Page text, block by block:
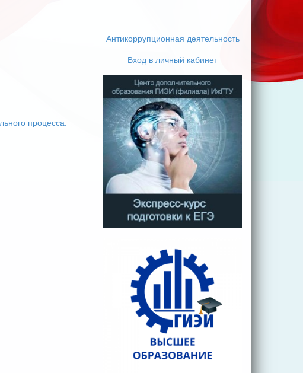
процесса.
Антикоррупционная деятельность
Вход в личный кабинет